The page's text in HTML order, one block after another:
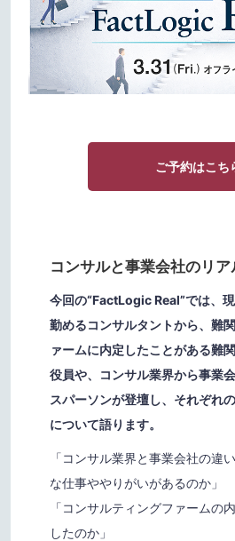
ご予約はこち
コンサルと事業会社のリア
今回の“FactLogic Real”では、
勤めるコンサルタントから、難
ァームに内定したことがある難
役員や、コンサル業界から事業
スパーソンが登壇し、それぞれ
について語ります。
「コンサル業界と事業会社の違
な仕事ややりがいがあるのか」
「コンサルティングファームの
したのか」